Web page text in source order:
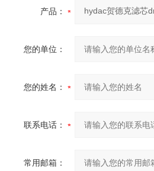
产品：
您的单位：
您的姓名：
联系电话：
常用邮箱：